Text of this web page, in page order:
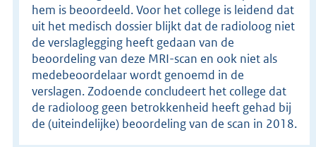
hem is beoordeeld. Voor het college is leidend dat
uit het medisch dossier blijkt dat de radioloog niet
de verslaglegging heeft gedaan van de
beoordeling van deze MRI-scan en ook niet als
medebeoordelaar wordt genoemd in de
verslagen. Zodoende concludeert het college dat
de radioloog geen betrokkenheid heeft gehad bij
de (uiteindelijke) beoordeling van de scan in 2018.